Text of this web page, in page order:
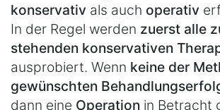
konservativ als auch operativ
In der Regel werden zuerst alle
stehenden konservativen
ausprobiert. Wenn keine der
gewünschten
dann eine Operation in Betracht